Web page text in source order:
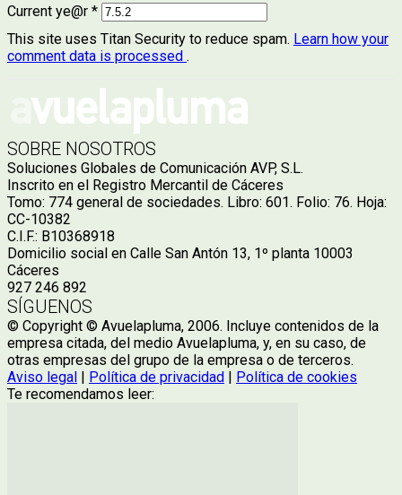
Current ye@r *
This site uses Titan Security to reduce spam. Learn how your
comment data is processed .
SOBRE NOSOTROS
Soluciones Globales de Comunicación AVP, S.L.
Inscrito en el Registro Mercantil de Cáceres
Tomo: 774 general de sociedades. Libro: 601. Folio: 76. Hoja:
CC-10382
C.I.F.: B10368918
Domicilio social en Calle San Antón 13, 1º planta 10003
Cáceres
927 246 892
SÍGUENOS
© Copyright © Avuelapluma, 2006. Incluye contenidos de la
empresa citada, del medio Avuelapluma, y, en su caso, de
otras empresas del grupo de la empresa o de terceros.
Aviso legal | Política de privacidad | Política de cookies
Te recomendamos leer: